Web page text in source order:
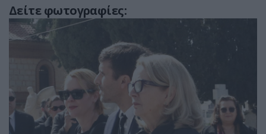
Δείτε φωτογραφίες: